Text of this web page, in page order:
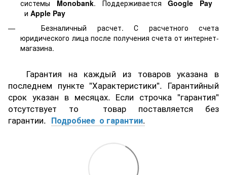
системы Monobank. ПоддерживаетсяGoogle Pay
и Apple Pay
Безналичный расчет. С расчетного счета
юридического лица после получения счета от интернет-
магазина.
Гарантия на каждый из товаров указана в
последнем пункте "Характеристики". Гарантийный
срок указан в месяцах. Если строчка "гарантия"
отсутствует то товар поставляется без
гарантии. Подробнее о гарантии.